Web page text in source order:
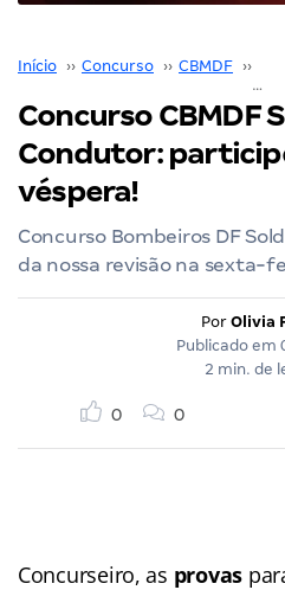
Início ›› Concurso ›› CBMDF ››
Concurso CBMDF
Condutor:
véspera!
Concurso Bombeiros DF
da nossa revisão na sexta-
Por Olivia
Publicado em
2 min. de
0 0
Concurseiro, as provas